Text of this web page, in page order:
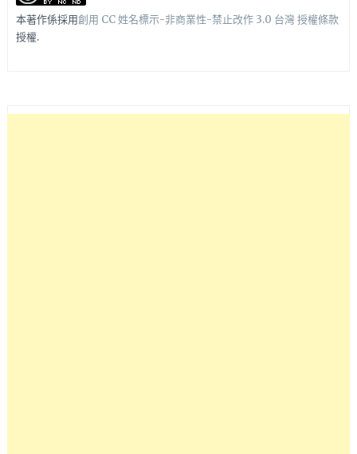
本著作係採用創用 CC 姓名標示-非商業性-禁止改作 3.0 台灣 授權條款
授權.